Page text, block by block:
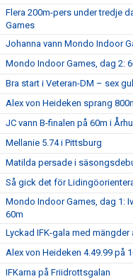
Flera 200m-pers under tredje
Games
Johanna vann Mondo Indoor
Mondo Indoor Games, dag 2:
Bra start i Veteran-DM – sex
Alex von Heideken sprang
JC vann B-finalen på 60m i
Mellanie 5.74 i Pittsburg
Matilda persade i
Så gick det för
Mondo Indoor Games, dag 1:
60m
Lyckad IFK-gala med mängder
Alex von Heideken 4.49.99 på
IFKarna på Friidrottsgalan